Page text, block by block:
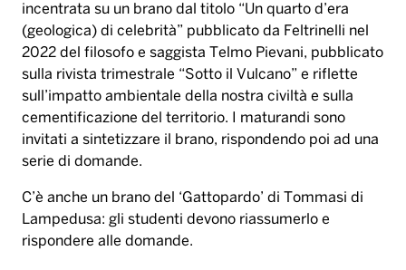
incentrata su un brano dal titolo “Un quarto d’era
(geologica) di celebrità” pubblicato da Feltrinelli nel
2022 del filosofo e saggista Telmo Pievani, pubblicato
sulla rivista trimestrale “Sotto il Vulcano” e riflette
sull’impatto ambientale della nostra civiltà e sulla
cementificazione del territorio. I maturandi sono
invitati a sintetizzare il brano, rispondendo poi ad una
serie di domande.
C’è anche un brano del ‘Gattopardo’ di Tommasi di
Lampedusa: gli studenti devono riassumerlo e
rispondere alle domande.